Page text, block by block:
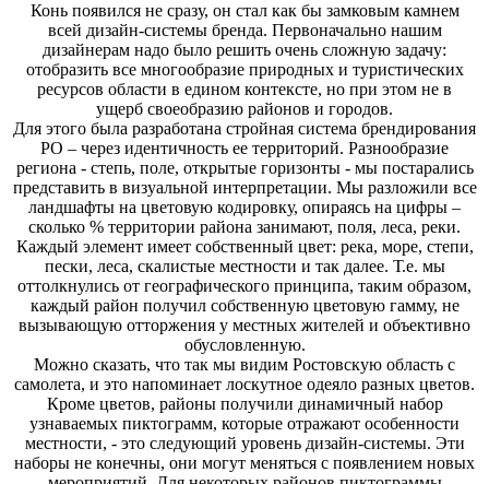
Конь появился не сразу, он стал как бы замковым камнем
всей дизайн-системы бренда. Первоначально нашим
дизайнерам надо было решить очень сложную задачу:
отобразить все многообразие природных и туристических
ресурсов области в едином контексте, но при этом не в
ущерб своеобразию районов и городов.
Для этого была разработана стройная система брендирования
РО – через идентичность ее территорий. Разнообразие
региона - степь, поле, открытые горизонты - мы постарались
представить в визуальной интерпретации. Мы разложили все
ландшафты на цветовую кодировку, опираясь на цифры –
сколько % территории района занимают, поля, леса, реки.
Каждый элемент имеет собственный цвет: река, море, степи,
пески, леса, скалистые местности и так далее. Т.е. мы
оттолкнулись от географического принципа, таким образом,
каждый район получил собственную цветовую гамму, не
вызывающую отторжения у местных жителей и объективно
обусловленную.
Можно сказать, что так мы видим Ростовскую область с
самолета, и это напоминает лоскутное одеяло разных цветов.
Кроме цветов, районы получили динамичный набор
узнаваемых пиктограмм, которые отражают особенности
местности, - это следующий уровень дизайн-системы. Эти
наборы не конечны, они могут меняться с появлением новых